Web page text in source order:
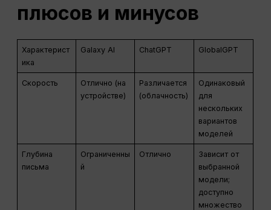
плюсов и минусов
Характерист
ика
Galaxy AI ChatGPT GlobalGPT
Скорость
Отлично (на
устройстве)
Различается
(облачность)
Одинаковый
для
нескольких
вариантов
моделей
Глубина
письма
Ограниченны
й
Отлично
Зависит от
выбранной
модели;
доступно
множество